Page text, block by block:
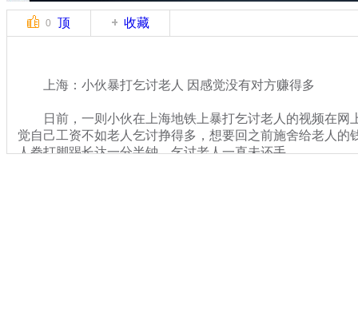
0 顶 收藏
上海：小伙暴打乞讨老人 因感觉没有对方赚得多
日前，一则小伙在上海地铁上暴打乞讨老人的视频在网
觉自己工资不如老人乞讨挣得多，想要回之前施舍给老人的
人拳打脚踢长达一分半钟，乞讨老人一直未还手。